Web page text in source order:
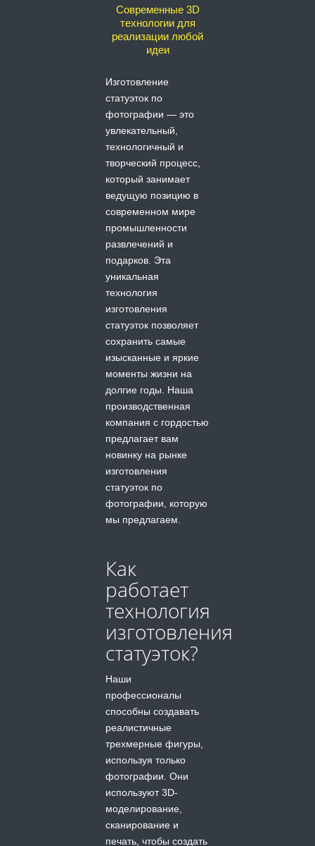
Современные 3D
технологии для
реализации любой
идеи
Изготовление
статуэток по
фотографии — это
увлекательный,
технологичный и
творческий процесс,
который занимает
ведущую позицию в
современном мире
промышленности
развлечений и
подарков. Эта
уникальная
технология
изготовления
статуэток позволяет
сохранить самые
изысканные и яркие
моменты жизни на
долгие годы. Наша
производственная
компания с гордостью
предлагает вам
новинку на рынке
изготовления
статуэток по
фотографии, которую
мы предлагаем.
Как
работает
технология
изготовления
статуэток?
Наши
профессионалы
способны создавать
реалистичные
трехмерные фигуры,
используя только
фотографии. Они
используют 3D-
моделирование,
сканирование и
печать, чтобы создать